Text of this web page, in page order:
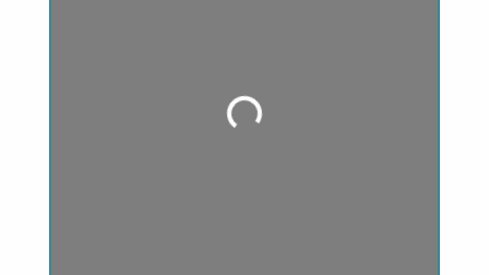
Loading...